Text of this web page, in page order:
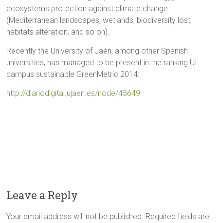
ecosystems protection against climate change
(Mediterranean landscapes, wetlands, biodiversity lost,
habitats alteration, and so on).
Recently the University of Jaén, among other Spanish
universities, has managed to be present in the ranking UI
campus sustainable GreenMetric 2014:
http://diariodigital.ujaen.es/node/45649
Leave a Reply
Your email address will not be published. Required fields are